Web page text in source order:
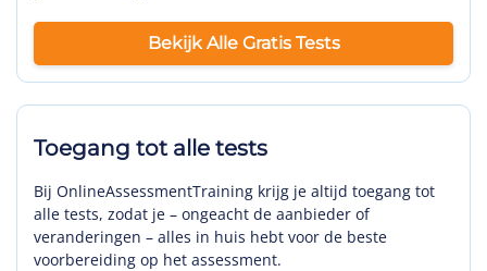
Bekijk Alle Gratis Tests
Toegang tot alle tests
Bij OnlineAssessmentTraining krijg je altijd toegang tot
alle tests, zodat je – ongeacht de aanbieder of
veranderingen – alles in huis hebt voor de beste
voorbereiding op het assessment.